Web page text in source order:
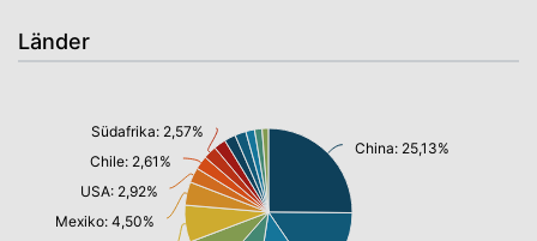
Länder
China: 25,13%
Mexiko: 4,50%
USA: 2,92%
Chile: 2,61%
Südafrika: 2,57%